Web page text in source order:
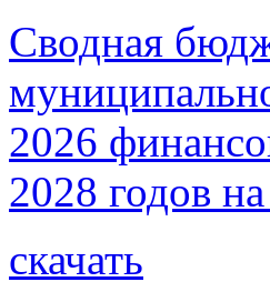
Сводная
2026
2028 годов
скачать